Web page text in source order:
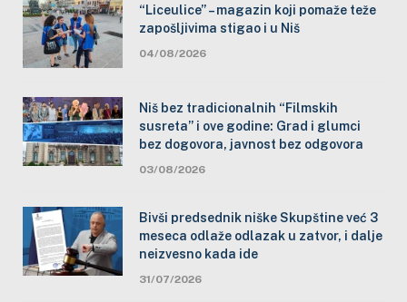
“Liceulice” – magazin koji pomaže teže
zapošljivima stigao i u Niš
04/08/2026
Niš bez tradicionalnih “Filmskih
susreta” i ove godine: Grad i glumci
bez dogovora, javnost bez odgovora
03/08/2026
Bivši predsednik niške Skupštine već 3
meseca odlaže odlazak u zatvor, i dalje
neizvesno kada ide
31/07/2026